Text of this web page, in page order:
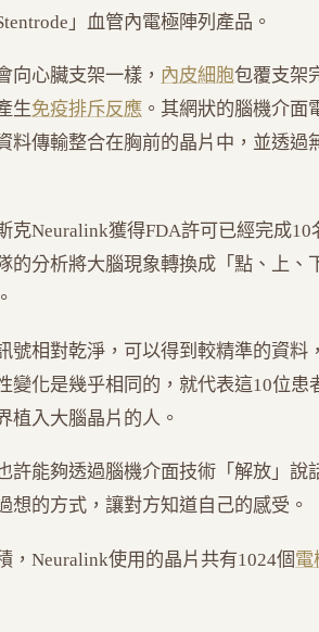
」血管內電極陣列產品。
向心臟支架一樣， 內皮細胞包覆支架
生免疫排斥反應 。其網狀的腦機介面
料傳輸整合在胸前的晶片中，並透過
克Neuralink獲得FDA許可已經完成10
的分析將大腦現象轉換成「點、上、
號相對乾淨，可以得到較精準的資料
變化是幾乎相同的，就代表這10位患
植入大腦晶片的人。
許能夠透過腦機介面技術「解放」說
想的方式，讓對方知道自己的感受。
，Neuralink使用的晶片共有1024個 電